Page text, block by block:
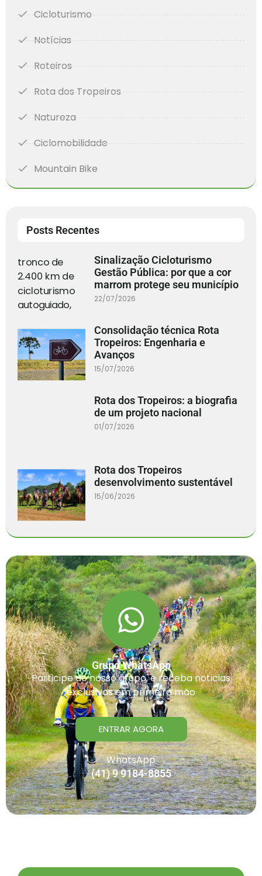
Cicloturismo
Notícias
Roteiros
Rota dos Tropeiros
Natureza
Ciclomobilidade
Mountain Bike
Posts Recentes
Sinalização Cicloturismo
Gestão Pública: por que a cor
marrom protege seu município
22/07/2026
Consolidação técnica Rota
Tropeiros: Engenharia e
Avanços
15/07/2026
Rota dos Tropeiros: a biografia
de um projeto nacional
01/07/2026
Rota dos Tropeiros
desenvolvimento sustentável
15/06/2026
Grupo WhatsApp
Participe do nosso grupo, e receba noticias
exclusivas em primeira mão
ENTRAR AGORA
WhatsApp
(41) 9 9184-8855